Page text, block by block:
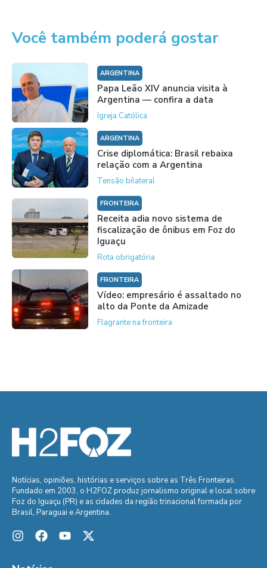
Você também poderá gostar
ARGENTINA
Papa Leão XIV anuncia visita à
Argentina — confira a data
Igreja Católica
ARGENTINA
Crise diplomática: Brasil rebaixa
relação com a Argentina
Tensão bilateral
FRONTEIRA
Receita adia novo sistema de
fiscalização de ônibus em Foz do
Iguaçu
Rota obrigatória
FRONTEIRA
Vídeo: empresário é assaltado no
alto da Ponte da Amizade
Flagrante na fronteira
Notícias, opiniões, histórias e serviços sobre as Três Fronteiras.
Fundado em 2003, o H2FOZ produz jornalismo original e local sobre
Foz do Iguaçu (PR) e as cidades da região trinacional formada por
Brasil, Paraguai e Argentina.